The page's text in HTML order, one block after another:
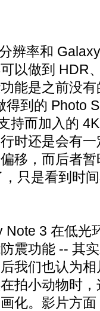
辨率和
以做到 HDR
能是之前没
得到的 Photo
持而加入的
时还是会有
移，而后者
只是看到时
3 在低光
震功能 -- 其
我们也认为
拍小动物时
化。影片方